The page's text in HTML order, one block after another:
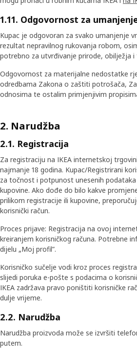
1.11. Odgovornost za
Kupac je odgovoran za svako umanjenje
rezultat nepravilnog rukovanja robom,
potrebno za utvrđivanje prirode, obilježja i
Odgovornost za materijalne nedostatke
odredbama Zakona o zaštiti potrošača,
odnosima te ostalim primjenjivim
2. Narudžba
2.1. Registracija
Za registraciju na IKEA internetskoj
najmanje 18 godina. Kupac/Registrirani
za točnost i potpunost unesenih
kupovine. Ako dođe do bilo kakve
prilikom registracije ili kupovine,
korisnički račun.
Proces prijave: Registracija na ovoj
kreiranjem korisničkog računa. Potrebne
dijelu „Moj profil”.
Korisničko sučelje vodi kroz proces
slijedi poruka e-pošte s podacima o
IKEA zadržava pravo poništiti korisničke
dulje vrijeme.
2.2. Narudžba
Narudžba proizvoda može se izvršiti
putem.